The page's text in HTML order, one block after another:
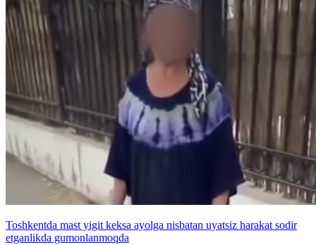
Toshkentda mast yigit keksa ayolga nisbatan uyatsiz harakat sodir
etganlikda gumonlanmoqda